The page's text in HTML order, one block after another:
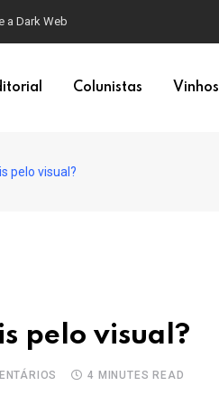
cardíacos
Colunistas Vinhos
pelo visual?
pelo visual?
4 MINUTES READ